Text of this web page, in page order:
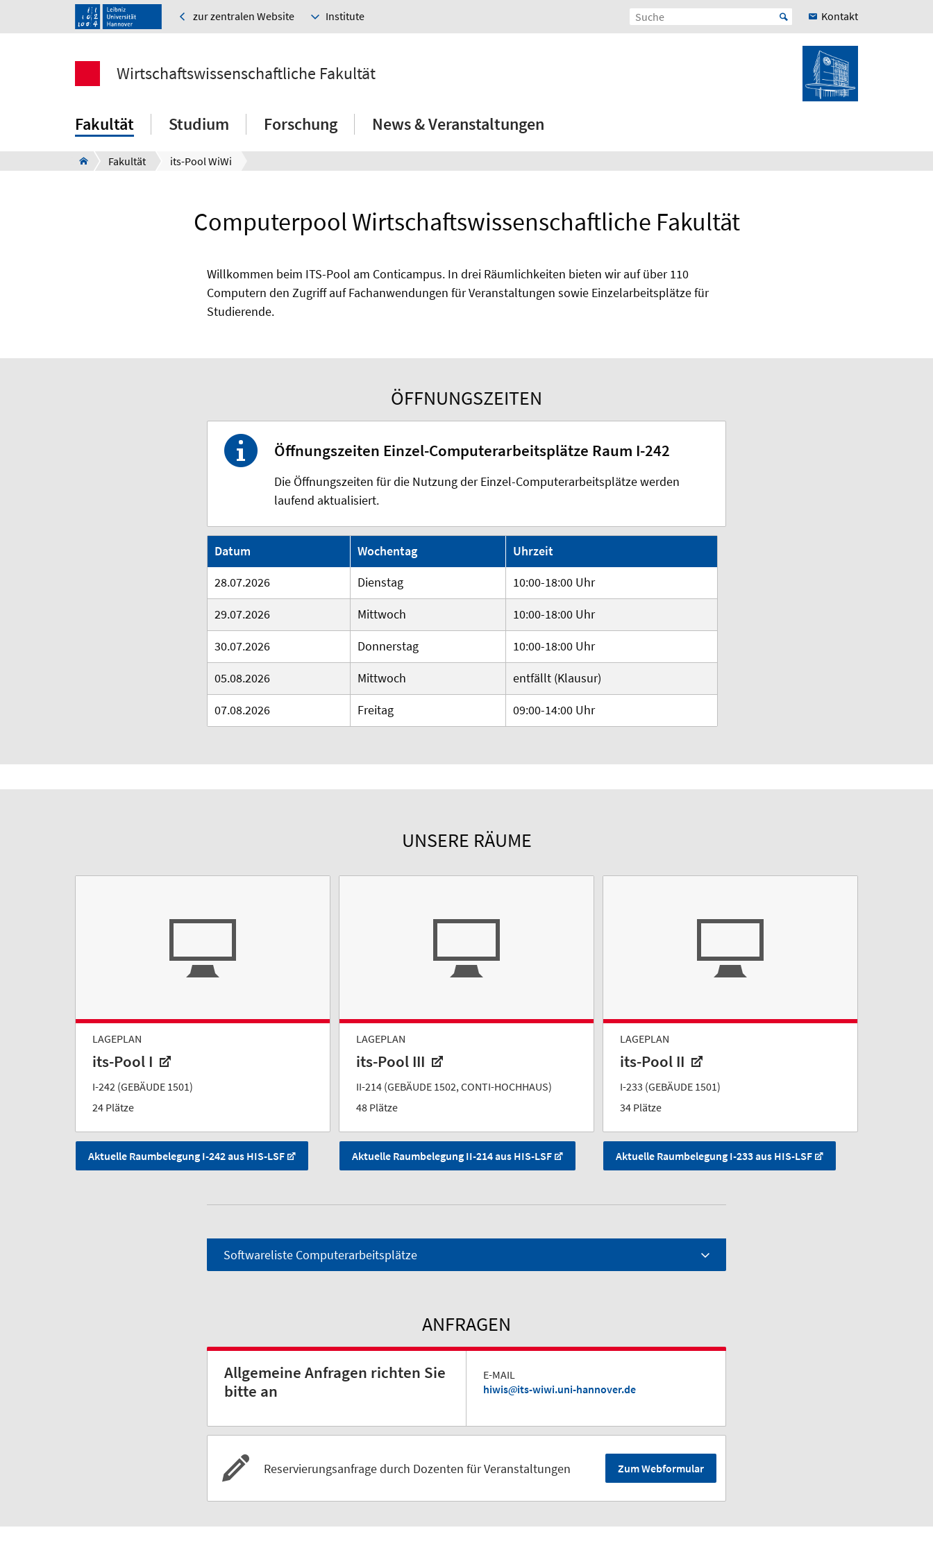
zur zentralen Website Institute Kontakt
Wirtschaftswissenschaftliche Fakultät
Fakultät Studium Forschung News & Veranstaltungen
Fakultät its-Pool WiWi
Computerpool Wirtschaftswissenschaftliche Fakultät
Willkommen beim ITS-Pool am Conticampus. In drei Räumlichkeiten bieten wir auf über 110
Computern den Zugriff auf Fachanwendungen für Veranstaltungen sowie Einzelarbeitsplätze für
Studierende.
ÖFFNUNGSZEITEN
Öffnungszeiten Einzel-Computerarbeitsplätze Raum I-242
Die Öffnungszeiten für die Nutzung der Einzel-Computerarbeitsplätze werden
laufend aktualisiert.
Datum Wochentag
Uhrzeit
28.07.2026
Dienstag
10:00-18:00 Uhr
29.07.2026
Mittwoch
10:00-18:00 Uhr
30.07.2026
Donnerstag
10:00-18:00 Uhr
05.08.2026
Mittwoch
entfällt (Klausur)
07.08.2026
Freitag 09:00-14:00 Uhr
UNSERE RÄUME
LAGEPLAN
its-Pool I
I-242 (GEBÄUDE 1501)
24 Plätze
Aktuelle Raumbelegung I-242 aus HIS-LSF
LAGEPLAN
its-Pool III
II-214 (GEBÄUDE 1502, CONTI-HOCHHAUS)
48 Plätze
Aktuelle Raumbelegung II-214 aus HIS-LSF
LAGEPLAN
its-Pool II
I-233 (GEBÄUDE 1501)
34 Plätze
Aktuelle Raumbelegung I-233 aus HIS-LSF
Softwareliste Computerarbeitsplätze
ANFRAGEN
Allgemeine Anfragen richten Sie
bitte an
E-MAIL
hiwis
its-wiwi.uni-hannover.de
Reservierungsanfrage durch Dozenten für Veranstaltungen Zum Webformular